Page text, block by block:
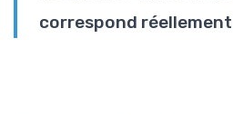
correspond